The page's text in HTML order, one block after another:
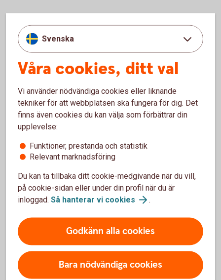
För- och nackdelar med
Autocallbevis
Fördelar
Placeraren har exempelvis möjlighet till avkastning även
vid en sidledes och ibland nedåtgående marknad
Placeraren har ofta ett kursfallsskydd till en viss nivå,
Det räcker oftast med att kupongvillkoret är uppfyllt vid
något av avläsningstillfällena för att placeraren ska
erhålla kupongutbetalningen
Nackdelar
Delar av eller hela det nominella beloppet kan gå
Ett Bevis kan komma att uppvisa stora prisrörelser på
andrahandsmarknaden och vid en försäljning under
löptiden kan värdet avsevärt understiga nominellt
belopp
Svenska
Våra cookies, ditt val
Vi använder nödvändiga cookies eller liknande
tekniker för att webbplatsen ska fungera för dig. Det
finns även cookies du kan välja som förbättrar din
upplevelse:
Funktioner, prestanda och statistik
Relevant marknadsföring
Du kan ta tillbaka ditt cookie-medgivande när du vill,
på cookie-sidan eller under din profil när du är
inloggad. Så hanterar vi cookies .
Godkänn alla cookies
Bara nödvändiga cookies